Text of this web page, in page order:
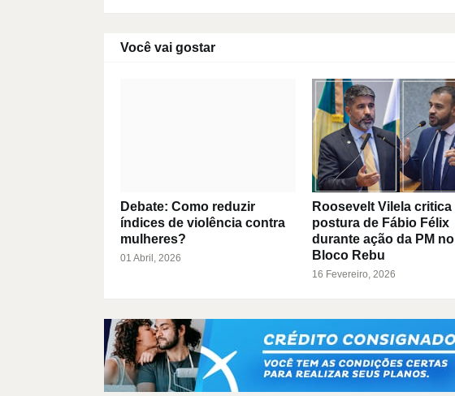
Você vai gostar
Debate: Como reduzir
índices de violência contra
mulheres?
01 Abril, 2026
Roosevelt Vilela critica
postura de Fábio Félix
durante ação da PM no
Bloco Rebu
16 Fevereiro, 2026